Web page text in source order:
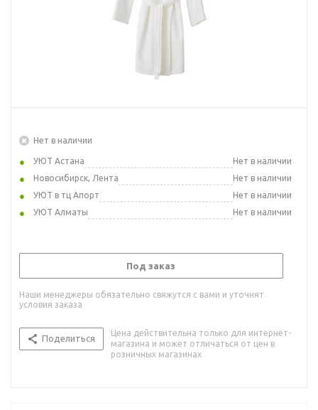
Нет в наличии
УЮТ Астана
Нет в наличии
Новосибирск, Лента
Нет в наличии
УЮТ в тц Апорт
Нет в наличии
УЮТ Алматы
Нет в наличии
Под заказ
Наши менеджеры обязательно свяжутся с вами и уточнят
условия заказа
Поделиться
Цена действительна только для интернет-
магазина и может отличаться от цен в
розничных магазинах